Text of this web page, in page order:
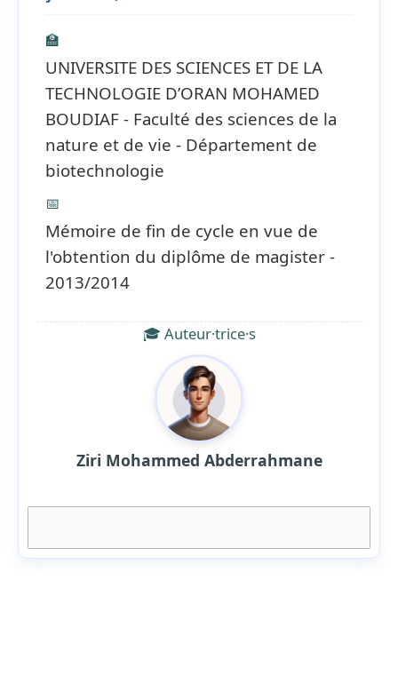
🏫
UNIVERSITE DES SCIENCES ET DE LA
TECHNOLOGIE D’ORAN MOHAMED
BOUDIAF - Faculté des sciences de la
nature et de vie - Département de
biotechnologie
📅
Mémoire de fin de cycle en vue de
l'obtention du diplôme de magister -
2013/2014
🎓 Auteur·trice·s
Ziri Mohammed Abderrahmane